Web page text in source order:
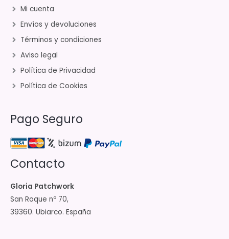
Mi cuenta
Envíos y devoluciones
Términos y condiciones
Aviso legal
Política de Privacidad
Política de Cookies
Pago Seguro
Contacto
Gloria Patchwork
San Roque nº 70,
39360. Ubiarco. España